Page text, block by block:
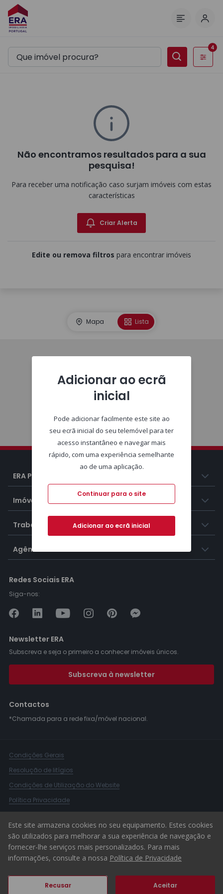
Filtros
4
Não encontramos resultados para a sua
pesquisa!
Para receber uma notificação caso surjam imóveis com estas
características
Criar Alerta
Edite ou remova filtros para encontrar imóveis
Mapa Lista
ERA Portugal
Imóveis
Trabalhar na ERA
Agências ERA
Redes Sociais ERA
Siga-nos:
Newsletter ERA
Subscreva e seja o primeiro a conhecer imóveis únicos.
Subscreva à newsletter
Contactos
*Chamada para a rede fixa/móvel nacional.
Condições Gerais
Resolução de litígios
Condições de Utilização do Website
Política Privacidade
Canal de Denúncias
© 2026 ERA Portugal
Este site armazena cookies no seu equipamento. Estes cookies
são utilizados para melhorar a sua experiência de navegação e
fornecer-lhe serviços mais personalizados. Para mais
informações, consulte a nossa Política de Privacidade
Recusar Aceitar
Adicionar ao ecrã
inicial
Pode adicionar facilmente este site ao
seu ecrã inicial do seu telemóvel para ter
acesso instantâneo e navegar mais
rápido, com uma experiência semelhante
ao de uma aplicação.
Continuar para o site
Adicionar ao ecrã inicial